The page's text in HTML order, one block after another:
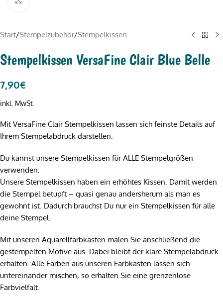
Start/Stempelzubehör/Stempelkissen
Stempelkissen VersaFine Clair Blue Belle
7,90€
inkl. MwSt.
Mit VersaFine Clair Stempelkissen lassen sich feinste Details auf
Ihrem Stempelabdruck darstellen.
Du kannst unsere Stempelkissen für ALLE Stempelgrößen
verwenden.
Unsere Stempelkissen haben ein erhöhtes Kissen. Damit werden
die Stempel betupft – quasi genau andersherum als man es
gewohnt ist. Dadurch brauchst Du nur ein Stempelkissen für alle
deine Stempel.
Mit unseren Aquarellfarbkästen malen Sie anschließend die
gestempelten Motive aus. Dabei bleibt der klare Stempelabdruck
erhalten. Alle Farben aus unseren Farbkästen lassen sich
untereinander mischen, so erhalten Sie eine grenzenlose
Farbvielfalt.